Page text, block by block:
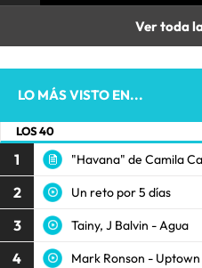
Ver toda
LO MÁS VISTO EN...
LOS 40
1 "Havana" de Camila
2 Un reto por 5 días
3 Tainy, J Balvin - Agua
4 Mark Ronson -